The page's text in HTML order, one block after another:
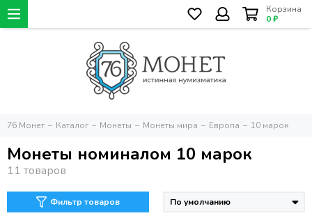
Корзина
0 ₽
76 Монет Каталог Монеты Монеты мира Европа 10 марок
Монеты номиналом 10 марок
Фильтр товаров